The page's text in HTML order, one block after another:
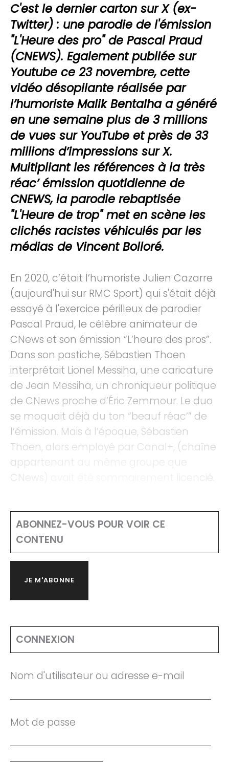
C'est le dernier carton sur X (ex-
Twitter) : une parodie de l'émission
"L'Heure des pro" de Pascal Praud
(CNEWS). Egalement publiée sur
Youtube ce 23 novembre, cette
vidéo désopilante réalisée par
l’humoriste Malik Bentalha a généré
en une semaine plus de 3 millions
de vues sur YouTube et près de 33
millions d’impressions sur X.
Multipliant les références à la très
réac’ émission quotidienne de
CNEWS, la parodie rebaptisée
"L'Heure de trop" met en scène les
clichés racistes véhiculés par les
médias de Vincent Bolloré.
En 2020, c’était l’humoriste Julien Cazarre
(aujourd'hui sur RMC Sport) qui s'était déjà
essayé à l'exercice périlleux de parodier
Pascal Praud, le célèbre animateur de
CNews et son émission “L’heure des pros”.
Dans son pastiche, Sébastien Thoen
interprétait Lionel Messiha, une caricature
de Jean Messiha, un chroniqueur politique
de CNews proche d’Éric Zemmour. Le duo
se moquait déjà du ton “beauf réac’” de
l’émission. Mais à l’époque, Sébastien
Thoen, alors employé par Canal+, (chaîne
appartenant au même groupe que
CNews) avait été sommairement licencié.
ABONNEZ-VOUS POUR VOIR CE
CONTENU
JE M'ABONNE
CONNEXION
Nom d'utilisateur ou adresse e-mail
Mot de passe